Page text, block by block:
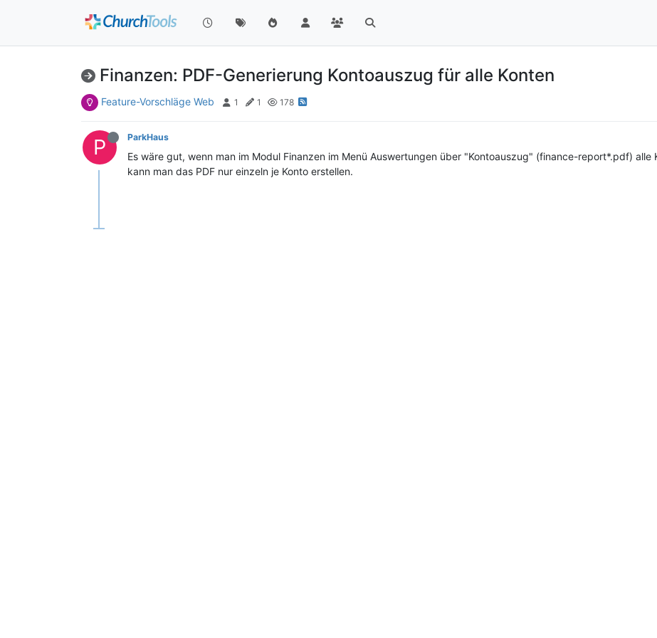
Finanzen: PDF-Generierung Kontoauszug für alle Konten
Feature-Vorschläge Web 1 1 178
P ParkHaus
Es wäre gut, wenn man im Modul Finanzen im Menü Auswertungen über "Kontoauszug" (finance-report*.pdf) alle
kann man das PDF nur einzeln je Konto erstellen.